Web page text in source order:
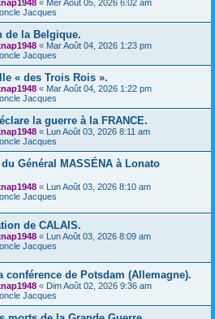
« Mer Août 05, 2026 6:02 am
Jacques
de la Belgique.
« Mar Août 04, 2026 1:23 pm
Jacques
« des Trois Rois ».
« Mar Août 04, 2026 1:22 pm
Jacques
la guerre à la FRANCE.
« Lun Août 03, 2026 8:11 am
Jacques
Général MASSÉNA à Lonato
« Lun Août 03, 2026 8:10 am
Jacques
de CALAIS.
« Lun Août 03, 2026 8:09 am
Jacques
conférence de Potsdam (Allemagne).
« Dim Août 02, 2026 9:36 am
Jacques